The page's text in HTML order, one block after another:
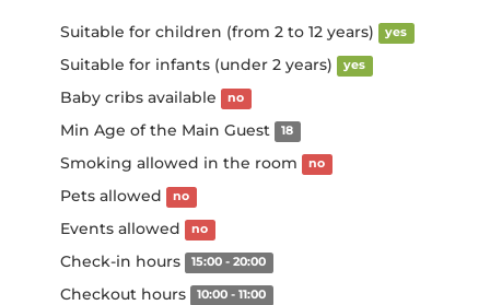
Suitable for children (from 2 to 12 years) yes
Suitable for infants (under 2 years) yes
Baby cribs available no
Min Age of the Main Guest 18
Smoking allowed in the room no
Pets allowed no
Events allowed no
Check-in hours 15:00 - 20:00
Checkout hours 10:00 - 11:00